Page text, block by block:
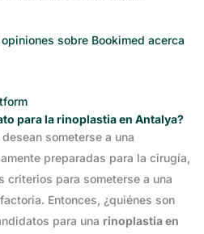
opiniones sobre Bookimed acerca
para la rinoplastia en Antalya?
someterse a una
preparadas para la cirugía,
criterios para someterse a una
Entonces, ¿quiénes son
para una rinoplastia en